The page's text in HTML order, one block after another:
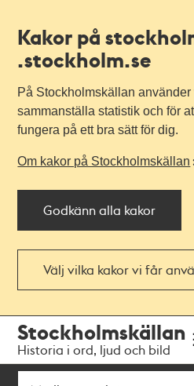
Kakor på
.stockholm.se
På Stockholmskällan
sammanställa statistik och för
fungera på ett bra sätt för dig.
Om kakor på Stockholmskällan
Godkänn alla kakor
Välj vilka kakor vi får
navigationen
huvudinnehållet
Stockholmskällan
Historia i ord, ljud och bild
Sök